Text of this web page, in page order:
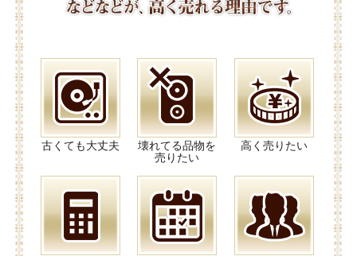
古くても大丈夫
壊れてる品物を
売りたい
高く売りたい